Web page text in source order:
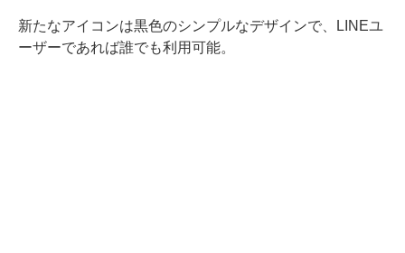
新たなアイコンは黒色のシンプルなデザインで、LINEユ
ーザーであれば誰でも利用可能。